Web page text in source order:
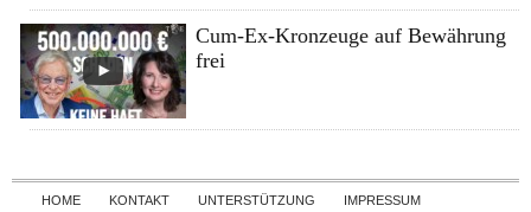
Cum-Ex-Kronzeuge auf Bewährung
frei
Skip to content
HOME KONTAKT UNTERSTÜTZUNG IMPRESSUM